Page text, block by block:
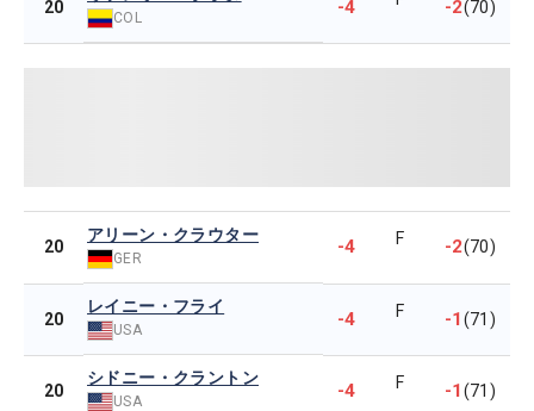
20
COL -4 -2(70)
20
アリーン・クラウター
GER
-4 F -2(70)
20
レイニー・フライ
USA -4 F -1(71)
20
シドニー・クラントン
USA -4 F -1(71)